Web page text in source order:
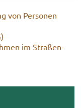
von Per­so­nen
im Stra­ßen­